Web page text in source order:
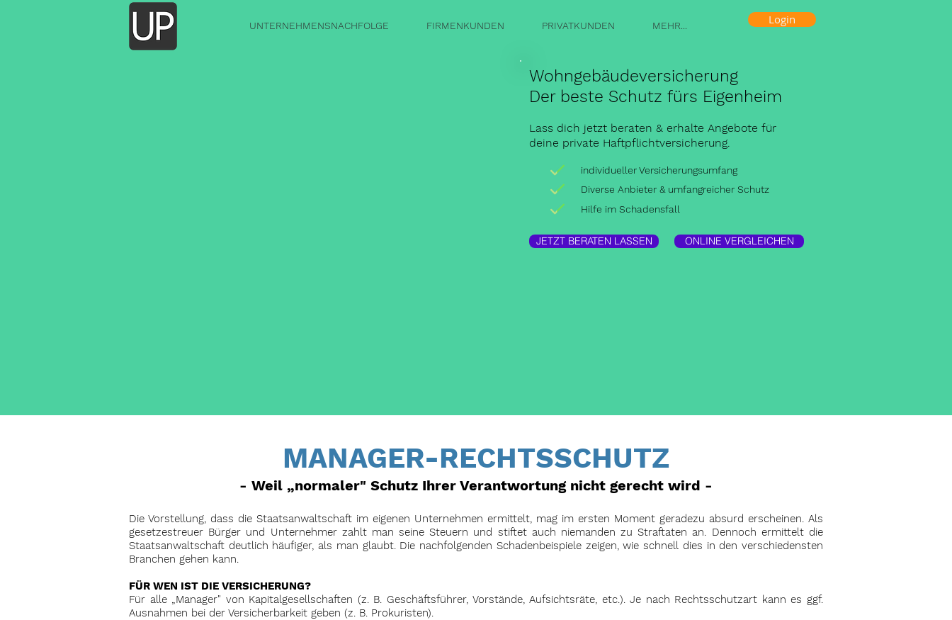
UNTERNEHMENSNACHFOLGE FIRMENKUNDEN PRIVATKUNDEN MEHR... Login
Wohngebäudeversicherung
Der beste Schutz fürs Eigenheim
Lass dich jetzt beraten & erhalte Angebote für
deine private Haftpflichtversicherung.
individueller Versicherungsumfang
Diverse Anbieter & umfangreicher Schutz
Hilfe im Schadensfall
JETZT BERATEN LASSEN ONLINE VERGLEICHEN
MANAGER-RECHTSSCHUTZ
- Weil „normaler" Schutz Ihrer Verantwortung nicht gerecht wird -
Die Vorstellung, dass die Staatsanwaltschaft im eigenen Unternehmen ermittelt, mag im ersten Moment geradezu absurd erscheinen. Als
gesetzestreuer Bürger und Unternehmer zahlt man seine Steuern und stiftet auch niemanden zu Straftaten an. Dennoch ermittelt die
Staatsanwaltschaft deutlich häufiger, als man glaubt. Die nachfolgenden Schadenbeispiele zeigen, wie schnell dies in den verschiedensten
Branchen gehen kann.
FÜR WEN IST DIE VERSICHERUNG?
Für alle „Manager" von Kapitalgesellschaften (z. B. Geschäftsführer, Vorstände, Aufsichtsräte, etc.). Je nach Rechtsschutzart kann es ggf.
Ausnahmen bei der Versicherbarkeit geben (z. B. Prokuristen).